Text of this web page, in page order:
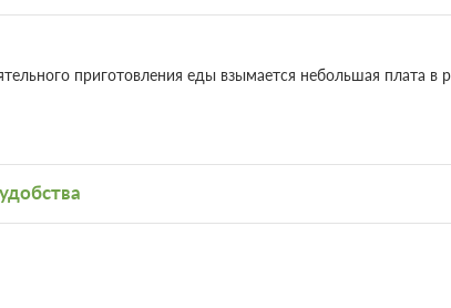
приготовления еды взымается небольшая плата в